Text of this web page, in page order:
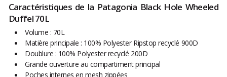
Caractéristiques de la Patagonia Black Hole Wheeled
Duffel 70L
Volume : 70L
Matière principale : 100% Polyester Ripstop recyclé 900D
Doublure : 100% Polyester recyclé 200D
Grande ouverture au compartiment principal
Poches internes en mesh zippées